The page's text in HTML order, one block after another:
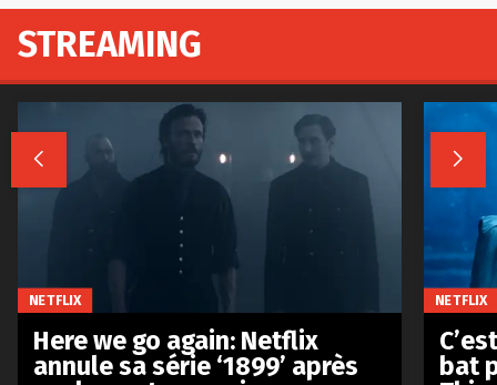
STREAMING
 
NETFLIX
Here we go again: Netflix
annule sa série ‘1899’ après
NETFLIX
bat